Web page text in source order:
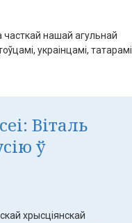
часткай нашай агульнай
украінцамі, татарамі
Віталь
ў
хрысціянскай